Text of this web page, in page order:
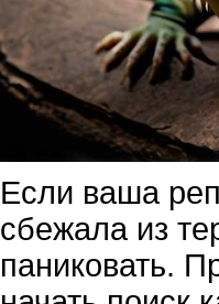
Если ваша
сбежала из
паниковать.